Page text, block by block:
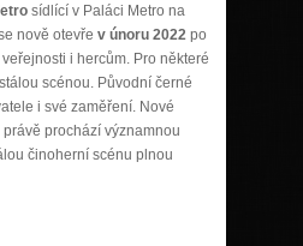
sídlící v Paláci Metro na
nově otevře v únoru 2022 po
i hercům. Pro některé
scénou. Původní černé
i své zaměření. Nové
právě prochází významnou
činoherní scénu plnou